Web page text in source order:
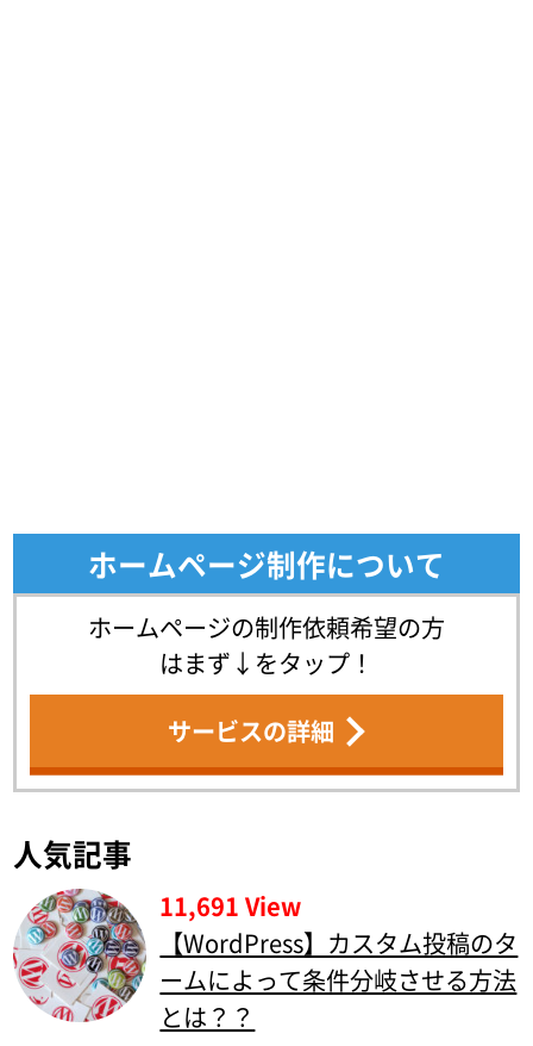
ホームページ制作について
ホームページの制作依頼希望の方
はまず↓をタップ！
サービスの詳細
人気記事
11,691 View
【WordPress】カスタム投稿のタ
ームによって条件分岐させる方法
とは？？